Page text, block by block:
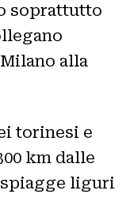
soprattutto
alla
torinesi e
km dalle
liguri